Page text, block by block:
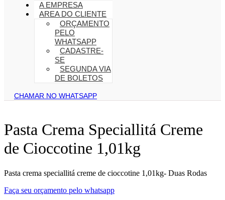
A EMPRESA
AREA DO CLIENTE
ORÇAMENTO
PELO
WHATSAPP
CADASTRE-
SE
SEGUNDA VIA
DE BOLETOS
CHAMAR NO WHATSAPP
Pasta Crema Speciallitá Creme
de Cioccotine 1,01kg
Pasta crema speciallitá creme de cioccotine 1,01kg- Duas Rodas
Faça seu orçamento pelo whatsapp